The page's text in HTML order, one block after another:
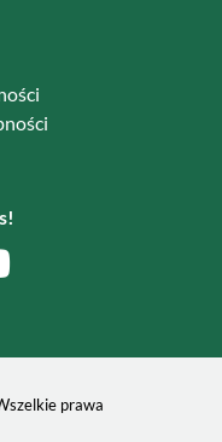
prawa